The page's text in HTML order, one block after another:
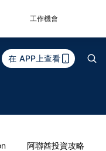
工作機會
在 APP上查看
阿聯酋投資攻略